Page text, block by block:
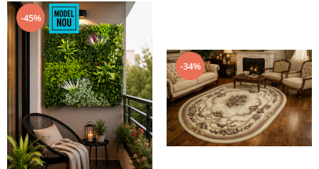
-45%
-34%